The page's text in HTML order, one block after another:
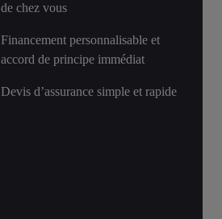
de chez vous
Financement personnalisable et
accord de principe immédiat
Devis d’assurance simple et rapide